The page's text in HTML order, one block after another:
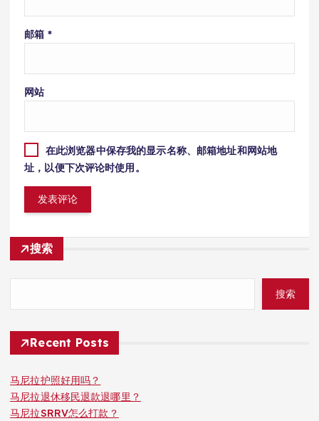
邮箱 *
网站
在此浏览器中保存我的显示名称、邮箱地址和网站地
址，以便下次评论时使用。
搜索
搜索
Recent Posts
马尼拉护照好用吗？
马尼拉退休移民退款退哪里？
马尼拉SRRV怎么打款？